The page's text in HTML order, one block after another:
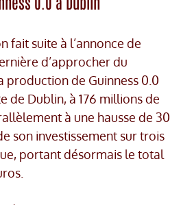
fait suite à l’annonce de
d’approcher du
production de Guinness 0.0
de Dublin, à 176 millions de
à une hausse de 30
son investissement sur trois
portant désormais le total